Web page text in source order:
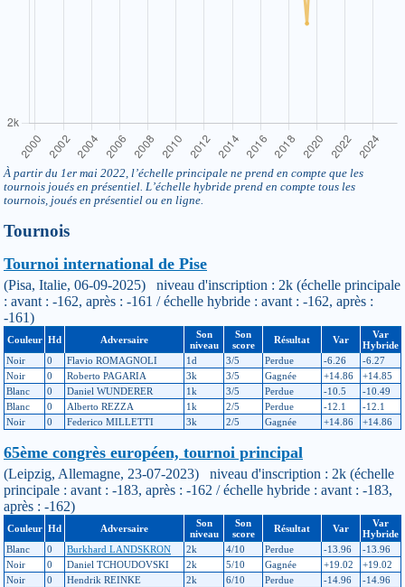
À partir du 1er mai 2022, l’échelle principale ne prend en compte que les
tournois joués en présentiel. L’échelle hybride prend en compte tous les
tournois, joués en présentiel ou en ligne.
Tournois
Tournoi international de Pise
(Pisa, Italie, 06-09-2025) niveau d'inscription : 2k (échelle principale
: avant : -162, après : -161 / échelle hybride : avant : -162, après :
-161)
Couleur Hd Adversaire
Son
niveau
Son
score
Résultat Var
Var
Hybride
Noir
0 Flavio ROMAGNOLI 1d 3/5 Perdue -6.26
-6.27
Noir
0 Roberto PAGARIA 3k 3/5 Gagnée +14.86
+14.85
Blanc
0 Daniel WUNDERER 1k 3/5 Perdue -10.5
-10.49
Blanc
0 Alberto REZZA 1k 2/5 Perdue -12.1
-12.1
Noir
0 Federico MILLETTI 3k 2/5 Gagnée +14.86 +14.86
65ème congrès européen, tournoi principal
(Leipzig, Allemagne, 23-07-2023) niveau d'inscription : 2k (échelle
principale : avant : -183, après : -162 / échelle hybride : avant : -183,
après : -162)
Couleur Hd Adversaire
Son
niveau
Son
score
Résultat Var
Var
Hybride
Blanc
0 Burkhard LANDSKRON 2k 4/10 Perdue -13.96
-13.96
Noir
0 Daniel TCHOUDOVSKI 2k 5/10 Gagnée +19.02
+19.02
Noir
0 Hendrik REINKE 2k 6/10 Perdue -14.96
-14.96